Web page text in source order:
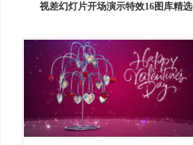
视差幻灯片开场演示特效16图库精选